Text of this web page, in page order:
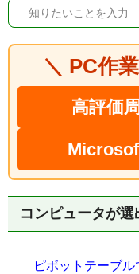
＼ PC作
高評価
コンピュータが
ピボットテーブ